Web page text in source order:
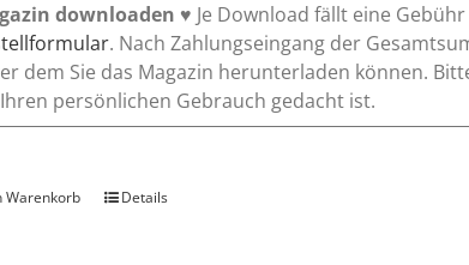
downloaden ♥ Je Download fällt eine
. Nach Zahlungseingang der
dem Sie das Magazin herunterladen können.
persönlichen Gebrauch gedacht ist.
Warenkorb Details